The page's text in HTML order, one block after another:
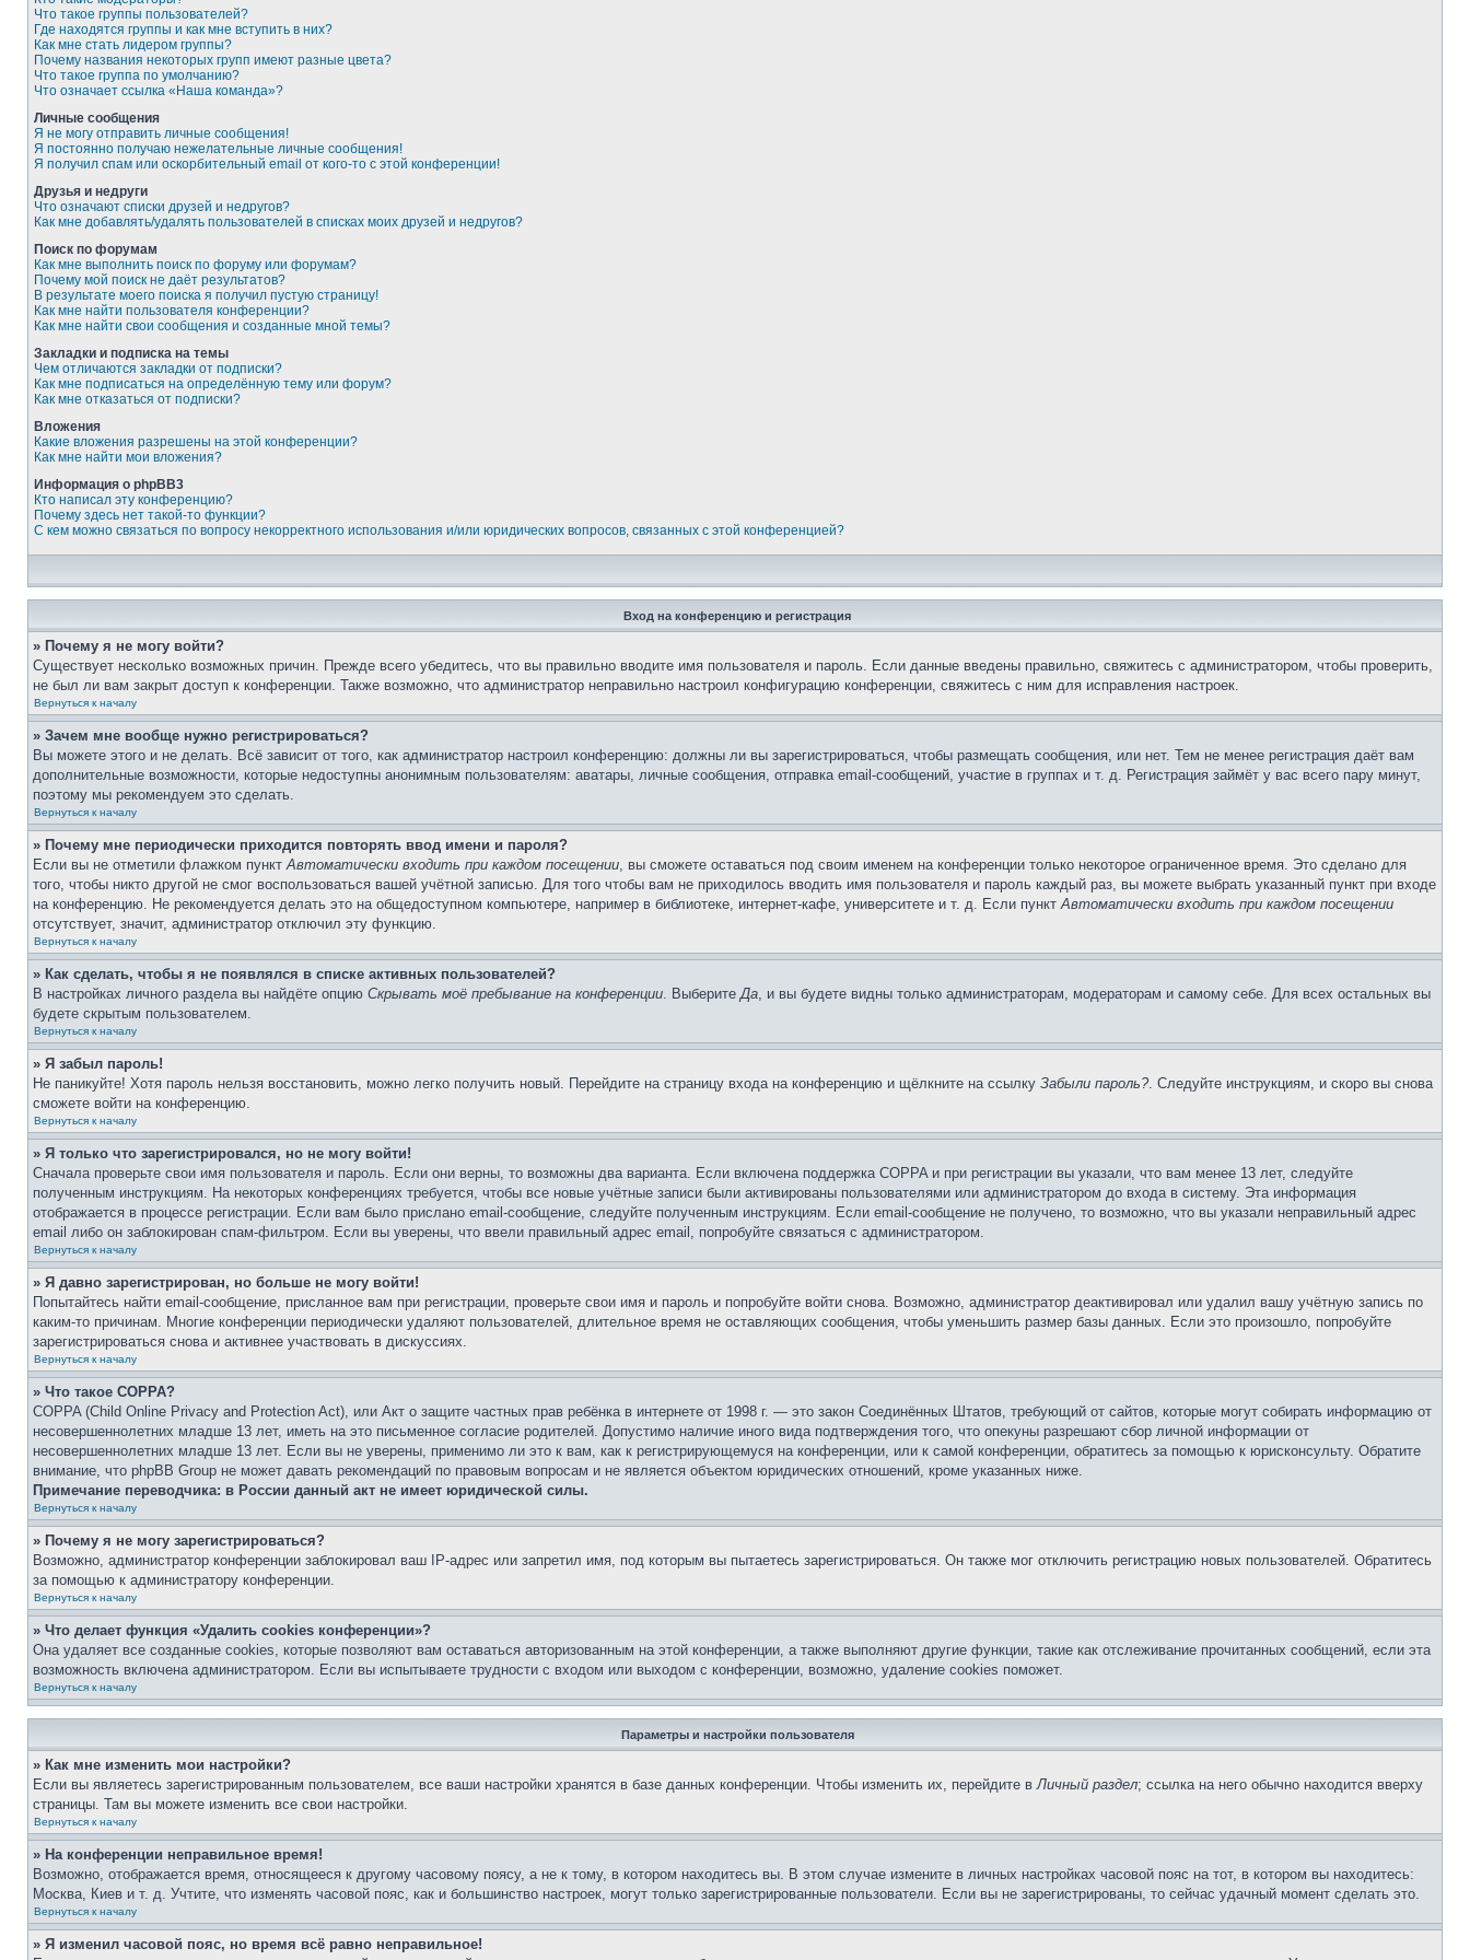
Что такое группы пользователей?
Где находятся группы и как мне вступить в них?
Как мне стать лидером группы?
Почему названия некоторых групп имеют разные цвета?
Что такое группа по умолчанию?
Что означает ссылка «Наша команда»?
Личные сообщения
Я не могу отправить личные сообщения!
Я постоянно получаю нежелательные личные сообщения!
Я получил спам или оскорбительный email от кого-то с этой конференции!
Друзья и недруги
Что означают списки друзей и недругов?
Как мне добавлять/удалять пользователей в списках моих друзей и недругов?
Поиск по форумам
Как мне выполнить поиск по форуму или форумам?
Почему мой поиск не даёт результатов?
В результате моего поиска я получил пустую страницу!
Как мне найти пользователя конференции?
Как мне найти свои сообщения и созданные мной темы?
Закладки и подписка на темы
Чем отличаются закладки от подписки?
Как мне подписаться на определённую тему или форум?
Как мне отказаться от подписки?
Вложения
Какие вложения разрешены на этой конференции?
Как мне найти мои вложения?
Информация о phpBB3
Кто написал эту конференцию?
Почему здесь нет такой-то функции?
С кем можно связаться по вопросу некорректного использования и/или юридических вопросов, связанных с этой конференцией?
Вход на конференцию и регистрация
» Почему я не могу войти?
Существует несколько возможных причин. Прежде всего убедитесь, что вы правильно вводите имя пользователя и пароль. Если данные введены правильно, свяжитесь с администратором, чтобы проверить,
не был ли вам закрыт доступ к конференции. Также возможно, что администратор неправильно настроил конфигурацию конференции, свяжитесь с ним для исправления настроек.
Вернуться к началу
» Зачем мне вообще нужно регистрироваться?
Вы можете этого и не делать. Всё зависит от того, как администратор настроил конференцию: должны ли вы зарегистрироваться, чтобы размещать сообщения, или нет. Тем не менее регистрация даёт вам
дополнительные возможности, которые недоступны анонимным пользователям: аватары, личные сообщения, отправка email-сообщений, участие в группах и т. д. Регистрация займёт у вас всего пару минут,
поэтому мы рекомендуем это сделать.
Вернуться к началу
» Почему мне периодически приходится повторять ввод имени и пароля?
Если вы не отметили флажком пунктАвтоматически входить при каждом посещении, вы сможете оставаться под своим именем на конференции только некоторое ограниченное время. Это сделано для
того, чтобы никто другой не смог воспользоваться вашей учётной записью. Для того чтобы вам не приходилось вводить имя пользователя и пароль каждый раз, вы можете выбрать указанный пункт при входе
на конференцию. Не рекомендуется делать это на общедоступном компьютере, например в библиотеке, интернет-кафе, университете и т. д. Если пунктАвтоматически входить при каждом посещении
отсутствует, значит, администратор отключил эту функцию.
Вернуться к началу
» Как сделать, чтобы я не появлялся в списке активных пользователей?
В настройках личного раздела вы найдёте опцию Скрывать моё пребывание на конференции. ВыберитеДа, и вы будете видны только администраторам, модераторам и самому себе. Для всех остальных вы
будете скрытым пользователем.
Вернуться к началу
» Я забыл пароль!
Не паникуйте! Хотя пароль нельзя восстановить, можно легко получить новый. Перейдите на страницу входа на конференцию и щёлкните на ссылку Забыли пароль?. Следуйте инструкциям, и скоро вы снова
сможете войти на конференцию.
Вернуться к началу
» Я только что зарегистрировался, но не могу войти!
Сначала проверьте свои имя пользователя и пароль. Если они верны, то возможны два варианта. Если включена поддержка COPPA и при регистрации вы указали, что вам менее 13 лет, следуйте
полученным инструкциям. На некоторых конференциях требуется, чтобы все новые учётные записи были активированы пользователями или администратором до входа в систему. Эта информация
отображается в процессе регистрации. Если вам было прислано email-сообщение, следуйте полученным инструкциям. Если email-сообщение не получено, то возможно, что вы указали неправильный адрес
email либо он заблокирован спам-фильтром. Если вы уверены, что ввели правильный адрес email, попробуйте связаться с администратором.
Вернуться к началу
» Я давно зарегистрирован, но больше не могу войти!
Попытайтесь найти email-сообщение, присланное вам при регистрации, проверьте свои имя и пароль и попробуйте войти снова. Возможно, администратор деактивировал или удалил вашу учётную запись по
каким-то причинам. Многие конференции периодически удаляют пользователей, длительное время не оставляющих сообщения, чтобы уменьшить размер базы данных. Если это произошло, попробуйте
зарегистрироваться снова и активнее участвовать в дискуссиях.
Вернуться к началу
» Что такое COPPA?
COPPA (Child Online Privacy and Protection Act), или Акт о защите частных прав ребёнка в интернете от 1998 г. — это закон Соединённых Штатов, требующий от сайтов, которые могут собирать информацию от
несовершеннолетних младше 13 лет, иметь на это письменное согласие родителей. Допустимо наличие иного вида подтверждения того, что опекуны разрешают сбор личной информации от
несовершеннолетних младше 13 лет. Если вы не уверены, применимо ли это к вам, как к регистрирующемуся на конференции, или к самой конференции, обратитесь за помощью к юрисконсульту. Обратите
внимание, что phpBB Group не может давать рекомендаций по правовым вопросам и не является объектом юридических отношений, кроме указанных ниже.
Примечание переводчика: в России данный акт не имеет юридической силы.
Вернуться к началу
» Почему я не могу зарегистрироваться?
Возможно, администратор конференции заблокировал ваш IP-адрес или запретил имя, под которым вы пытаетесь зарегистрироваться. Он также мог отключить регистрацию новых пользователей. Обратитесь
за помощью к администратору конференции.
Вернуться к началу
» Что делает функция «Удалить cookies конференции»?
Она удаляет все созданные cookies, которые позволяют вам оставаться авторизованным на этой конференции, а также выполняют другие функции, такие как отслеживание прочитанных сообщений, если эта
возможность включена администратором. Если вы испытываете трудности с входом или выходом с конференции, возможно, удаление cookies поможет.
Вернуться к началу
Параметры и настройки пользователя
» Как мне изменить мои настройки?
Если вы являетесь зарегистрированным пользователем, все ваши настройки хранятся в базе данных конференции. Чтобы изменить их, перейдите вЛичный раздел; ссылка на него обычно находится вверху
страницы. Там вы можете изменить все свои настройки.
Вернуться к началу
» На конференции неправильное время!
Возможно, отображается время, относящееся к другому часовому поясу, а не к тому, в котором находитесь вы. В этом случае измените в личных настройках часовой пояс на тот, в котором вы находитесь:
Москва, Киев и т. д. Учтите, что изменять часовой пояс, как и большинство настроек, могут только зарегистрированные пользователи. Если вы не зарегистрированы, то сейчас удачный момент сделать это.
Вернуться к началу
» Я изменил часовой пояс, но время всё равно неправильное!